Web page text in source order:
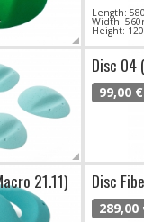
Length:
Width:
Height:
Disc 04
99,00 €
21.11) Disc
289,00